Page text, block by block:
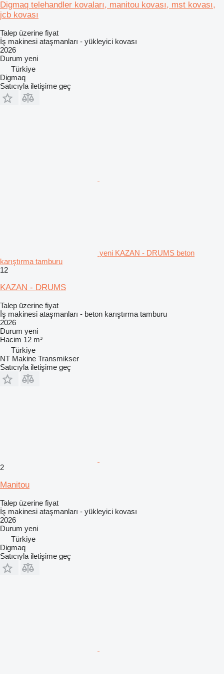
Digmaq telehandler kovaları, manitou kovası, mst kovası,
jcb kovası
Talep üzerine fiyat
İş makinesi ataşmanları - yükleyici kovası
2026
Durum yeni
Türkiye
Digmaq
Satıcıyla iletişime geç
yeni KAZAN - DRUMS beton
karıştırma tamburu
12
KAZAN - DRUMS
Talep üzerine fiyat
İş makinesi ataşmanları - beton karıştırma tamburu
2026
Durum yeni
Hacim 12 m³
Türkiye
NT Makine Transmikser
Satıcıyla iletişime geç
2
Manitou
Talep üzerine fiyat
İş makinesi ataşmanları - yükleyici kovası
2026
Durum yeni
Türkiye
Digmaq
Satıcıyla iletişime geç